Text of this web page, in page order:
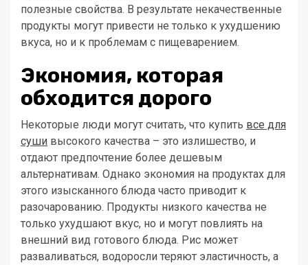
полезные свойства. В результате некачественные
продукты могут привести не только к ухудшению
вкуса, но и к проблемам с пищеварением.
Экономия, которая
обходится дорого
Некоторые люди могут считать, что купить все для
суши высокого качества – это излишество, и
отдают предпочтение более дешевым
альтернативам. Однако экономия на продуктах для
этого изысканного блюда часто приводит к
разочарованию. Продукты низкого качества не
только ухудшают вкус, но и могут повлиять на
внешний вид готового блюда. Рис может
разваливаться, водоросли теряют эластичность, а